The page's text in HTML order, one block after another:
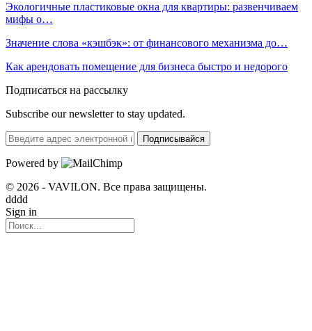
Экологичные пластиковые окна для квартиры: развенчиваем
мифы о…
Значение слова «кэшбэк»: от финансового механизма до…
Как арендовать помещение для бизнеса быстро и недорого
Подписаться на рассылку
Subscribe our newsletter to stay updated.
Подписывайся
Powered by
© 2026 - VAVILON. Все права защищены.
dddd
Sign in